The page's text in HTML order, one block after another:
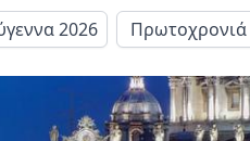
2026 Πρωτοχρονιά